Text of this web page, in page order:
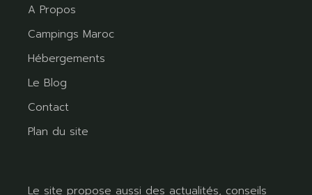
A Propos
Campings Maroc
Hébergements
Le Blog
Contact
Plan du site
Le site propose aussi des actualités, conseils